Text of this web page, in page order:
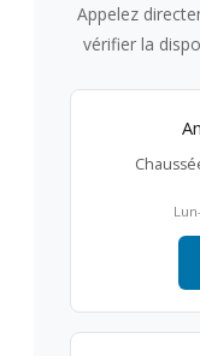
Appelez
vérifier la